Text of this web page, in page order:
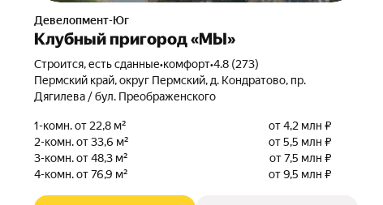
Девелопмент-Юг
Клубный пригород «МЫ»
Строится, есть сданные•комфорт•4.8 (273)
Пермский край, округ Пермский, д. Кондратово, пр.
Дягилева / бул. Преображенского
1-комн. от 22,8 м²
от 4,2 млн ₽
2-комн. от 33,6 м²
от 5,5 млн ₽
3-комн. от 48,3 м²
от 7,5 млн ₽
4-комн. от 76,9 м²
от 9,5 млн ₽